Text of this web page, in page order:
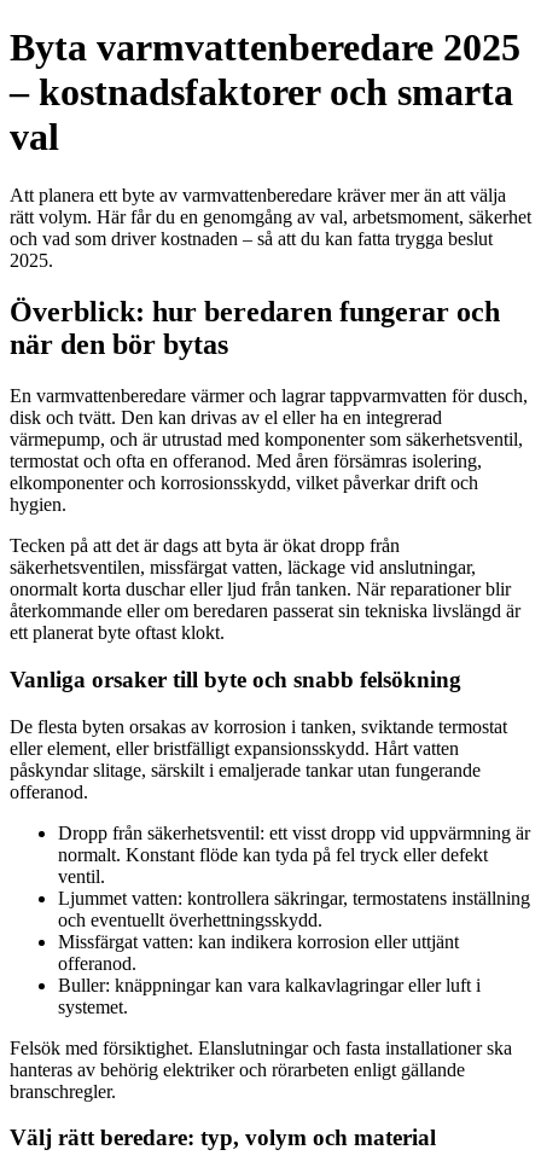
Byta varmvattenberedare 2025
– kostnadsfaktorer och smarta
val
Att planera ett byte av varmvattenberedare kräver mer än att välja
rätt volym. Här får du en genomgång av val, arbetsmoment, säkerhet
och vad som driver kostnaden – så att du kan fatta trygga beslut
2025.
Överblick: hur beredaren fungerar och
när den bör bytas
En varmvattenberedare värmer och lagrar tappvarmvatten för dusch,
disk och tvätt. Den kan drivas av el eller ha en integrerad
värmepump, och är utrustad med komponenter som säkerhetsventil,
termostat och ofta en offeranod. Med åren försämras isolering,
elkomponenter och korrosionsskydd, vilket påverkar drift och
hygien.
Tecken på att det är dags att byta är ökat dropp från
säkerhetsventilen, missfärgat vatten, läckage vid anslutningar,
onormalt korta duschar eller ljud från tanken. När reparationer blir
återkommande eller om beredaren passerat sin tekniska livslängd är
ett planerat byte oftast klokt.
Vanliga orsaker till byte och snabb felsökning
De flesta byten orsakas av korrosion i tanken, sviktande termostat
eller element, eller bristfälligt expansionsskydd. Hårt vatten
påskyndar slitage, särskilt i emaljerade tankar utan fungerande
offeranod.
Dropp från säkerhetsventil: ett visst dropp vid uppvärmning är
normalt. Konstant flöde kan tyda på fel tryck eller defekt
ventil.
Ljummet vatten: kontrollera säkringar, termostatens inställning
och eventuellt överhettningsskydd.
Missfärgat vatten: kan indikera korrosion eller uttjänt
offeranod.
Buller: knäppningar kan vara kalkavlagringar eller luft i
systemet.
Felsök med försiktighet. Elanslutningar och fasta installationer ska
hanteras av behörig elektriker och rörarbeten enligt gällande
branschregler.
Välj rätt beredare: typ, volym och material